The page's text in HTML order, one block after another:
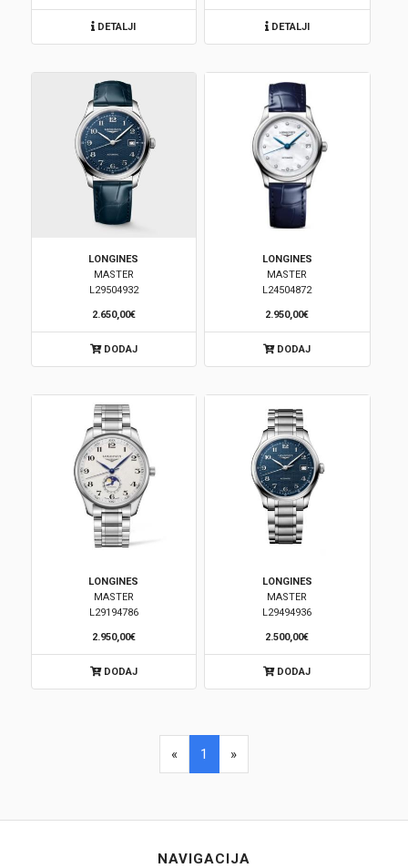
DETALJI DETALJI
LONGINES
MASTER
L29504932
2.650,00€
DODAJ
LONGINES
MASTER
L24504872
2.950,00€
DODAJ
LONGINES
MASTER
L29194786
2.950,00€
DODAJ
LONGINES
MASTER
L29494936
2.500,00€
DODAJ
« 1 »
NAVIGACIJA